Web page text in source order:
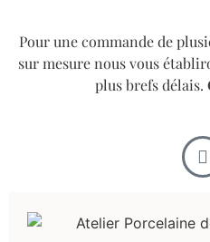
Pour une commande de
sur mesure nous vous
plus brefs délais.